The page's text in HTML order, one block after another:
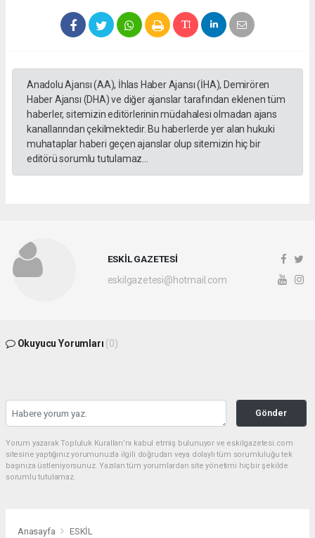
Anadolu Ajansı (AA), İhlas Haber Ajansı (İHA), Demirören
Haber Ajansı (DHA) ve diğer ajanslar tarafından eklenen tüm
haberler, sitemizin editörlerinin müdahalesi olmadan ajans
kanallarından çekilmektedir. Bu haberlerde yer alan hukuki
muhataplar haberi geçen ajanslar olup sitemizin hiç bir
editörü sorumlu tutulamaz...
ESKİL GAZETESİ
eskilgazetesi@hotmail.com
Okuyucu Yorumları (0)
Gönder
Yorum yazarak Topluluk Kuralları’nı kabul etmiş bulunuyor ve eskilgazetesi.com
sitesine yaptığınız yorumunuzla ilgili doğrudan veya dolaylı tüm sorumluluğu tek
başınıza üstleniyorsunuz. Yazılan tüm yorumlardan site yönetimi hiçbir şekilde
sorumlu tutulamaz.
Anasayfa ESKİL